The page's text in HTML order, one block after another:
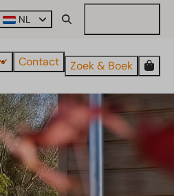
NL
Contact Zoek & Boek